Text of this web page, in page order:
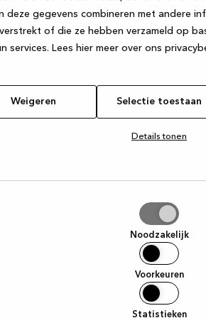
deze gegevens combineren met andere
of die ze hebben verzameld op
services. Lees hier meer over ons
Weigeren Selectie toestaan
Details tonen
Noodzakelijk
Voorkeuren
Statistieken
has occurred while loading